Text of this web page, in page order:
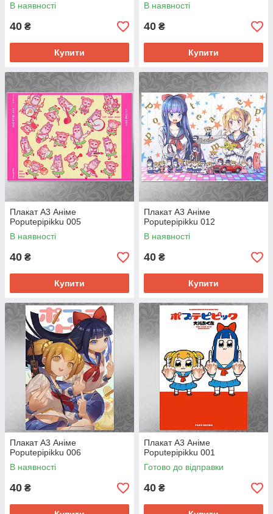
В наявності
40 ₴
Купити
В наявності
40 ₴
Купити
Плакат А3 Аніме
Poputepipikku 005
В наявності
40 ₴
Купити
Плакат А3 Аніме
Poputepipikku 012
В наявності
40 ₴
Купити
Плакат А3 Аніме
Poputepipikku 006
В наявності
40 ₴
Плакат А3 Аніме
Poputepipikku 001
Готово до відправки
40 ₴